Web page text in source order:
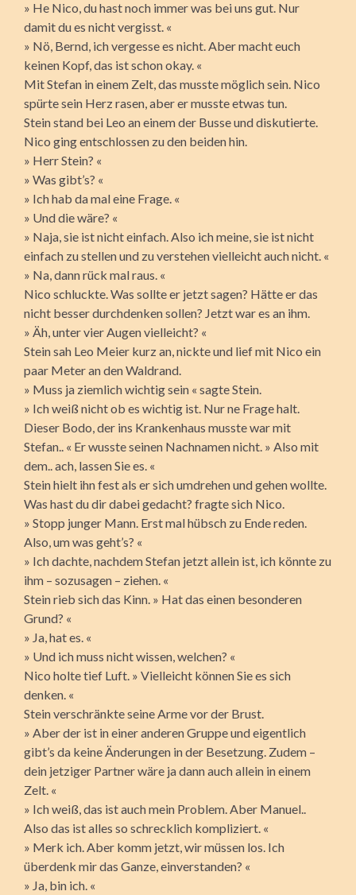
» He Nico, du hast noch immer was bei uns gut. Nur
damit du es nicht vergisst. «
» Nö, Bernd, ich vergesse es nicht. Aber macht euch
keinen Kopf, das ist schon okay. «
Mit Stefan in einem Zelt, das musste möglich sein. Nico
spürte sein Herz rasen, aber er musste etwas tun.
Stein stand bei Leo an einem der Busse und diskutierte.
Nico ging entschlossen zu den beiden hin.
» Herr Stein? «
» Was gibt’s? «
» Ich hab da mal eine Frage. «
» Und die wäre? «
» Naja, sie ist nicht einfach. Also ich meine, sie ist nicht
einfach zu stellen und zu verstehen vielleicht auch nicht. «
» Na, dann rück mal raus. «
Nico schluckte. Was sollte er jetzt sagen? Hätte er das
nicht besser durchdenken sollen? Jetzt war es an ihm.
» Äh, unter vier Augen vielleicht? «
Stein sah Leo Meier kurz an, nickte und lief mit Nico ein
paar Meter an den Waldrand.
» Muss ja ziemlich wichtig sein « sagte Stein.
» Ich weiß nicht ob es wichtig ist. Nur ne Frage halt.
Dieser Bodo, der ins Krankenhaus musste war mit
Stefan.. « Er wusste seinen Nachnamen nicht. » Also mit
dem.. ach, lassen Sie es. «
Stein hielt ihn fest als er sich umdrehen und gehen wollte.
Was hast du dir dabei gedacht? fragte sich Nico.
» Stopp junger Mann. Erst mal hübsch zu Ende reden.
Also, um was geht’s? «
» Ich dachte, nachdem Stefan jetzt allein ist, ich könnte zu
ihm – sozusagen – ziehen. «
Stein rieb sich das Kinn. » Hat das einen besonderen
Grund? «
» Ja, hat es. «
» Und ich muss nicht wissen, welchen? «
Nico holte tief Luft. » Vielleicht können Sie es sich
denken. «
Stein verschränkte seine Arme vor der Brust.
» Aber der ist in einer anderen Gruppe und eigentlich
gibt’s da keine Änderungen in der Besetzung. Zudem –
dein jetziger Partner wäre ja dann auch allein in einem
Zelt. «
» Ich weiß, das ist auch mein Problem. Aber Manuel..
Also das ist alles so schrecklich kompliziert. «
» Merk ich. Aber komm jetzt, wir müssen los. Ich
überdenk mir das Ganze, einverstanden? «
» Ja, bin ich. «